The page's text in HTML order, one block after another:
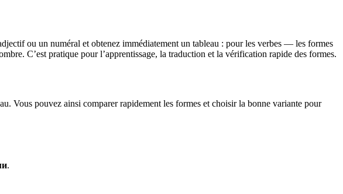
ou un numéral et obtenez immédiatement un tableau : pour les verbes — les formes
C’est pratique pour l’apprentissage, la traduction et la vérification rapide des formes.
Vous pouvez ainsi comparer rapidement les formes et choisir la bonne variante pour
.